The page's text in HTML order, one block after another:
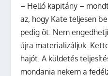
– Helló kapitány –
az, hogy Kate teljesen
pedig õt. Nem
újra materializáljuk.
hajót. A küldetés
mondania nekem a